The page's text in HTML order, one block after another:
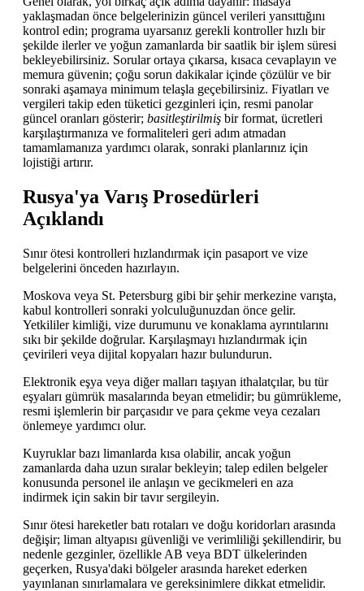
yaklaşmadan önce belgelerinizin güncel verileri yansıttığını
kontrol edin; programa uyarsanız gerekli kontroller hızlı bir
şekilde ilerler ve yoğun zamanlarda bir saatlik bir işlem süresi
bekleyebilirsiniz. Sorular ortaya çıkarsa, kısaca cevaplayın ve
memura güvenin; çoğu sorun dakikalar içinde çözülür ve bir
sonraki aşamaya minimum telaşla geçebilirsiniz. Fiyatları ve
vergileri takip eden tüketici gezginleri için, resmi panolar
güncel oranları gösterir; basitleştirilmiş bir format, ücretleri
karşılaştırmanıza ve formaliteleri geri adım atmadan
tamamlamanıza yardımcı olarak, sonraki planlarınız için
lojistiği artırır.
Rusya'ya Varış Prosedürleri
Açıklandı
Sınır ötesi kontrolleri hızlandırmak için pasaport ve vize
belgelerini önceden hazırlayın.
Moskova veya St. Petersburg gibi bir şehir merkezine varışta,
kabul kontrolleri sonraki yolculuğunuzdan önce gelir.
Yetkililer kimliği, vize durumunu ve konaklama ayrıntılarını
sıkı bir şekilde doğrular. Karşılaşmayı hızlandırmak için
çevirileri veya dijital kopyaları hazır bulundurun.
Elektronik eşya veya diğer malları taşıyan ithalatçılar, bu tür
eşyaları gümrük masalarında beyan etmelidir; bu gümrükleme,
resmi işlemlerin bir parçasıdır ve para çekme veya cezaları
önlemeye yardımcı olur.
Kuyruklar bazı limanlarda kısa olabilir, ancak yoğun
zamanlarda daha uzun sıralar bekleyin; talep edilen belgeler
konusunda personel ile anlaşın ve gecikmeleri en aza
indirmek için sakin bir tavır sergileyin.
Sınır ötesi hareketler batı rotaları ve doğu koridorları arasında
değişir; liman altyapısı güvenliği ve verimliliği şekillendirir, bu
nedenle gezginler, özellikle AB veya BDT ülkelerinden
geçerken, Rusya'daki bölgeler arasında hareket ederken
yayınlanan sınırlamalara ve gereksinimlere dikkat etmelidir.